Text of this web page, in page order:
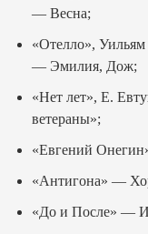
— Весна;
«Отелло»,
— Эмилия, Дож;
«Нет лет», Е.
ветераны»;
«Евгений
«Антигона» —
«До и После» —